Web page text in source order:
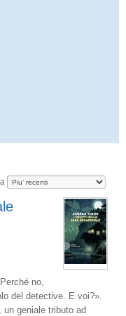
no,
del detective. E voi?».
geniale tributo ad